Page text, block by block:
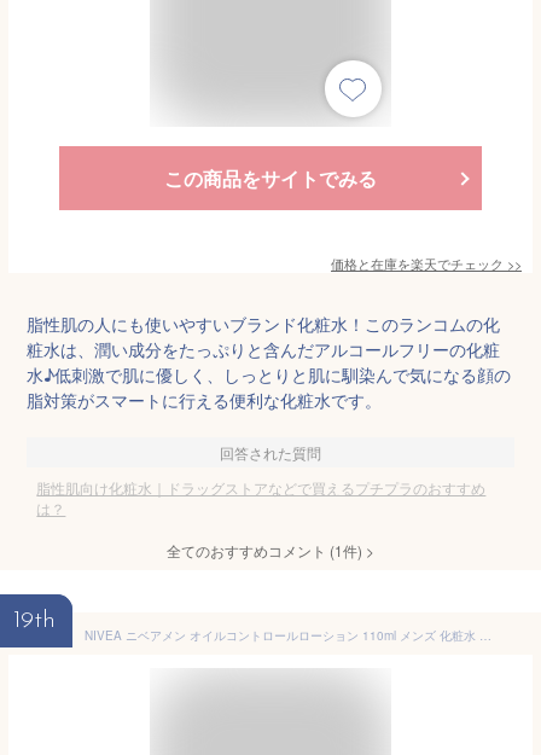
この商品をサイトでみる
価格と在庫を楽天でチェック >>
脂性肌の人にも使いやすいブランド化粧水！このランコムの化
粧水は、潤い成分をたっぷりと含んだアルコールフリーの化粧
水♪低刺激で肌に優しく、しっとりと肌に馴染んで気になる顔の
脂対策がスマートに行える便利な化粧水です。
回答された質問
脂性肌向け化粧水｜ドラッグストアなどで買えるプチプラのおすすめ
は？
全てのおすすめコメント (1件) >
19th
NIVEA ニベアメン オイルコントロールローション 110ml メンズ 化粧水 テカリ ベタつき 脂性肌 混合肌 さっぱり クール 男性 スキンケア 花王 MEN 医薬部外品